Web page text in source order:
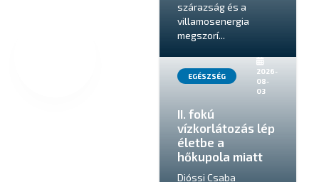
szárazság és a
villamosenergia
megszorí...
EGÉSZSÉG
2026-
08-
03
II. fokú
vízkorlátozás lép
életbe a
hőkupola miatt
Dióssi Csaba